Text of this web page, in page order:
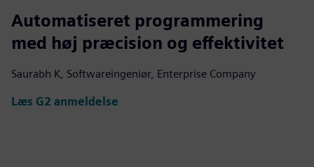
Automatiseret programmering
med høj præcision og effektivitet
Saurabh K, Softwareingeniør, Enterprise Company
Læs G2 anmeldelse